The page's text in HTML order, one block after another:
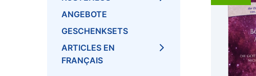
ANGEBOTE
GESCHENKSETS
ARTICLES EN
FRANÇAIS